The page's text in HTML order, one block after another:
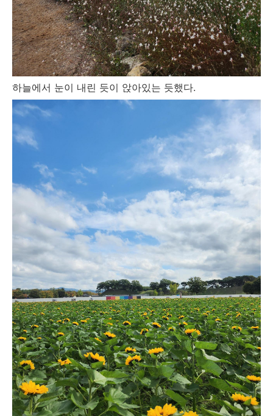
하늘에서 눈이 내린 듯이 앉아있는 듯했다.